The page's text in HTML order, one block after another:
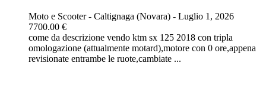
Moto e Scooter- Caltignaga (Novara) - Luglio 1, 2026
7700.00 €
come da descrizione vendo ktm sx 125 2018 con tripla
omologazione (attualmente motard),motore con 0 ore,appena
revisionate entrambe le ruote,cambiate ...